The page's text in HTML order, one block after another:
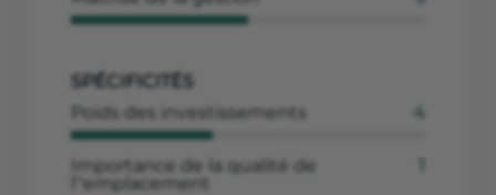
SPÉCIFICITÉS
Poids des investissements
4
Importance de la qualité de
l''emplacement